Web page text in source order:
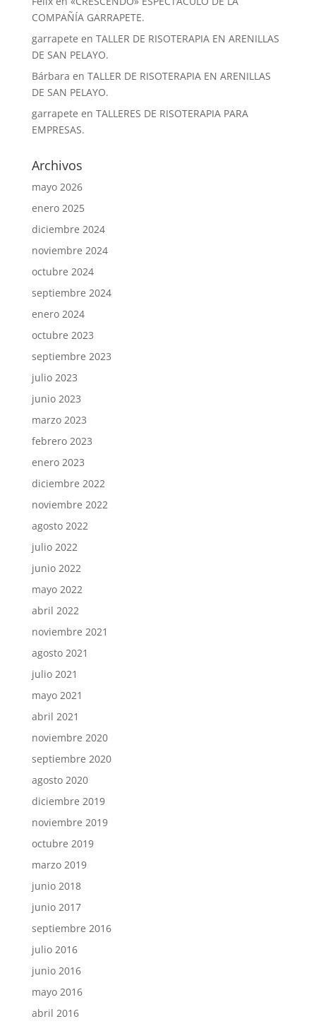
COMPAÑÍA GARRAPETE.
garrapete en TALLER DE RISOTERAPIA EN ARENILLAS
DE SAN PELAYO.
Bárbara en TALLER DE RISOTERAPIA EN ARENILLAS
DE SAN PELAYO.
garrapete en TALLERES DE RISOTERAPIA PARA
EMPRESAS.
Archivos
mayo 2026
enero 2025
diciembre 2024
noviembre 2024
octubre 2024
septiembre 2024
enero 2024
octubre 2023
septiembre 2023
julio 2023
junio 2023
marzo 2023
febrero 2023
enero 2023
diciembre 2022
noviembre 2022
agosto 2022
julio 2022
junio 2022
mayo 2022
abril 2022
noviembre 2021
agosto 2021
julio 2021
mayo 2021
abril 2021
noviembre 2020
septiembre 2020
agosto 2020
diciembre 2019
noviembre 2019
octubre 2019
marzo 2019
junio 2018
junio 2017
septiembre 2016
julio 2016
junio 2016
mayo 2016
abril 2016